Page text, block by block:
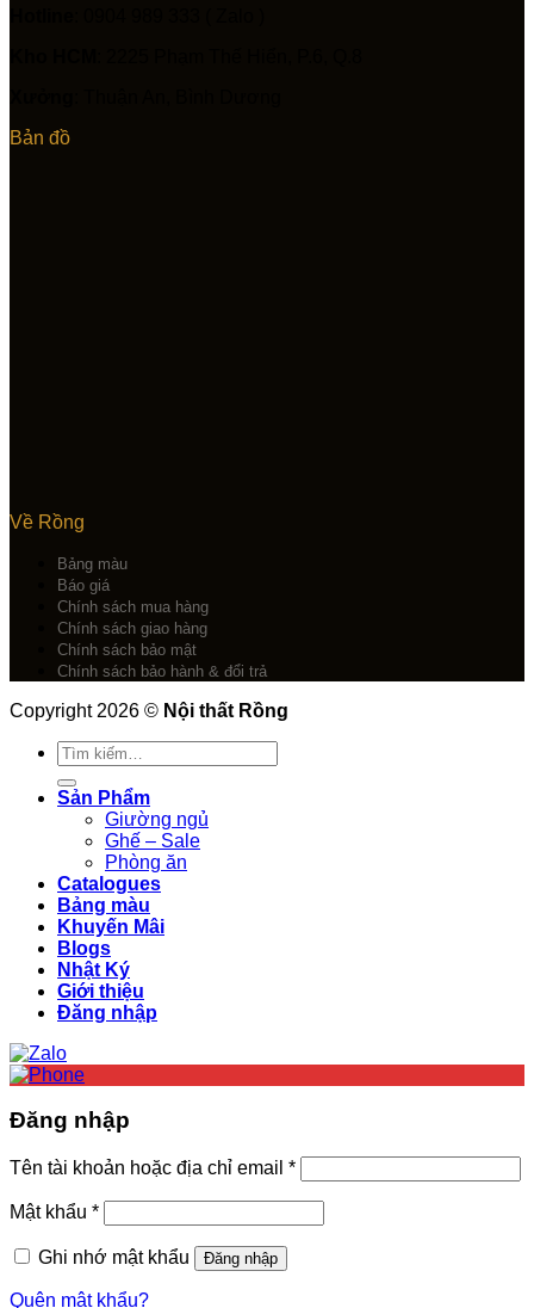
Bản đồ
Về Rồng
Bảng màu
Báo giá
Chính sách mua hàng
Chính sách giao hàng
Chính sách bảo mật
Chính sách bảo hành & đổi trả
Copyright 2026 © Nội thất Rồng
Tìm
kiếm:
Sản Phẩm
Giường ngủ
Ghế – Sale
Phòng ăn
Catalogues
Bảng màu
Khuyến Mâi
Blogs
Nhật Ký
Giới thiệu
Đăng nhập
Đăng nhập
Tên tài khoản hoặc địa chỉ email *Bắt
buộc
Mật khẩu *Bắt
buộc
Ghi nhớ mật khẩu
Đăng nhập
Quên mật khẩu?